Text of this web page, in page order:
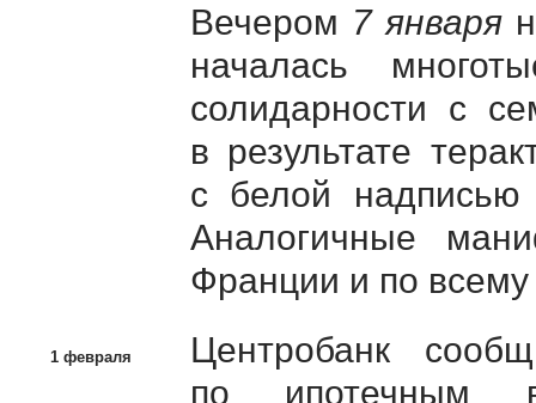
Вечером 7 января
началась
солидарности с
в результате
с белой
Аналогичные
Франции и по всему
1 февраля
Центробанк
по ипотечным